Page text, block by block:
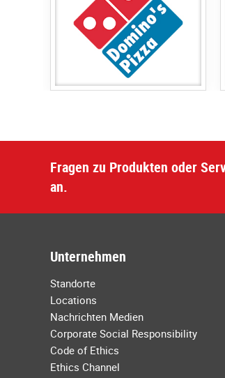
Fragen zu Produkten oder
an.
Unternehmen
Standorte
Locations
Nachrichten Medien
Corporate Social Responsibility
Code of Ethics
Ethics Channel